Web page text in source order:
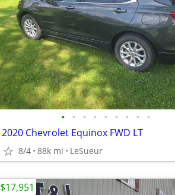
• • • • • • • • •
2020 Chevrolet Equinox FWD LT
8/4 88k mi LeSueur
$17,951